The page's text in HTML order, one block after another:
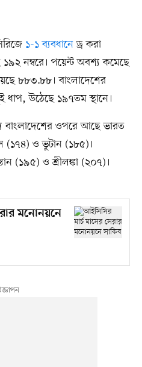
১-১ ব্যবধানেড্র করা
নম্বরে। পয়েন্ট অবশ্য কমেছে
৮৮৩.৮৮। বাংলাদেশের
ধাপ, উঠেছে ১৯৭তম স্থানে।
বাংলাদেশের ওপরে আছে ভারত
(১৭৪) ও ভুটান (১৮৫)।
(১৯৫) ও শ্রীলঙ্কা (২০৭)।
মনোনয়নে